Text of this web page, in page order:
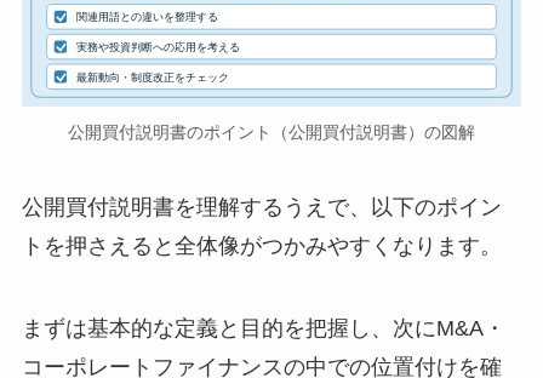
関連用語との違いを整理する
実務や投資判断への応用を考える
最新動向・制度改正をチェック
公開買付説明書のポイント（公開買付説明書）の図解
公開買付説明書を理解するうえで、以下のポイン
トを押さえると全体像がつかみやすくなります。
まずは基本的な定義と目的を把握し、次にM&A・
コーポレートファイナンスの中での位置付けを確